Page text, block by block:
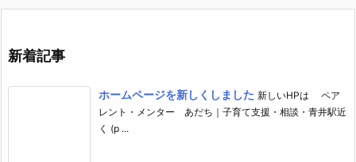
新着記事
ホームページを新しくしました 新しいHPは ペア
レント・メンター あだち｜子育て支援・相談・青井駅近
く (p ...